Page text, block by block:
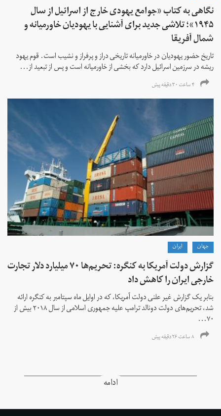
نگاهی به کتاب «جوامع یهودی خارج از اسرائیل از سال
۱۹۴۵»؛ تلاشی جدید برای آشنایی با یهودیان خاورمیانه و
شمال آفریقا
تاریخ حضور یهودیان در خاورمیانه تاریخی دراز و پرفراز و نشیب است. قوم یهود
ریشه در سرزمین اسرائیل دارد که بخشی از خاورمیانه است و پس از تبعید از...
۴ ساعت ۳۰ دقیقه پیش
جهان ايران
گزارش دولت آمریکا به کنگره: تحریم‌ها ۷۰ میلیارد دلار تجارت
خارجی ایران را کاهش داد
بنابر یک گزارش غیر علنی دولت آمریکا، که در اوایل ماه سپتامبر به کنگره ارائه
شد، تحریم‌های دولت دونالد ترامپ علیه جمهوری اسلامی از سال ۲۰۱۸ بیش از
۷۰...
۸ ساعت ۲۶ دقیقه پیش
ادامه